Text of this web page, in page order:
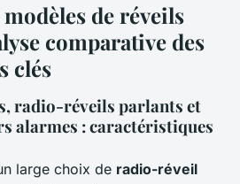
de réveils
comparative des
clés
radio-réveils parlants et
alarmes : caractéristiques
large choix de radio-réveil